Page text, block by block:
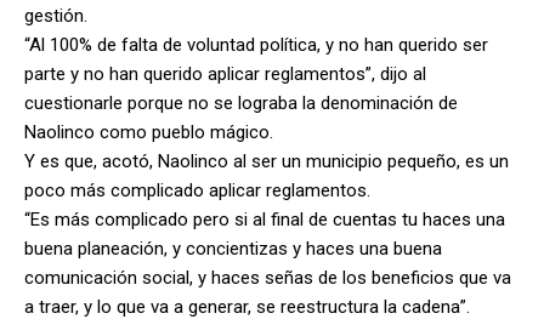
gestión.
“Al 100% de falta de voluntad política, y no han querido ser
parte y no han querido aplicar reglamentos”, dijo al
cuestionarle porque no se lograba la denominación de
Naolinco como pueblo mágico.
Y es que, acotó, Naolinco al ser un municipio pequeño, es un
poco más complicado aplicar reglamentos.
“Es más complicado pero si al final de cuentas tu haces una
buena planeación, y concientizas y haces una buena
comunicación social, y haces señas de los beneficios que va
a traer, y lo que va a generar, se reestructura la cadena”.